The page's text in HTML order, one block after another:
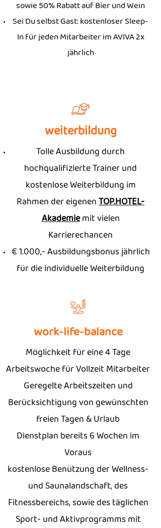
sowie 50% Rabatt auf Bier und Wein
Sei Du selbst Gast: kostenloser Sleep-
In für jeden Mitarbeiter im AVIVA 2x
jährlich
weiterbildung
Tolle Ausbildung durch
hochqualifizierte Trainer und
kostenlose Weiterbil­dung im
Rahmen der eigenenTOP.HOTEL-
Akademiemit vielen
Karrierechancen
€ 1.000,- Ausbildungsbonus jährlich
für die individuelle Weiterbildung
work-life-balance
Möglichkeit für eine 4 Tage
Arbeitswoche für Vollzeit Mitarbeiter
Geregelte Arbeitszeiten und
Berücksichtigung von gewünschten
freien Tagen & Urlaub
Dienstplan bereits 6 Wochen im
Voraus
kostenlose Benützung der Wellness-
und Saunalandschaft, des
Fitnessbereichs, sowie des täglichen
Sport- und Aktivprogramms mit